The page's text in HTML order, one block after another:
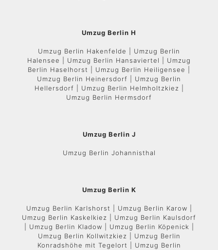
Umzug Berlin H
Umzug Berlin Hakenfelde | Umzug Berlin
Halensee | Umzug Berlin Hansaviertel | Umzug
Berlin Haselhorst | Umzug Berlin Heiligensee |
Umzug Berlin Heinersdorf | Umzug Berlin
Hellersdorf | Umzug Berlin Helmholtzkiez |
Umzug Berlin Hermsdorf
Umzug Berlin J
Umzug Berlin Johannisthal
Umzug Berlin K
Umzug Berlin Karlshorst | Umzug Berlin Karow |
Umzug Berlin Kaskelkiez | Umzug Berlin Kaulsdorf
| Umzug Berlin Kladow | Umzug Berlin Köpenick |
Umzug Berlin Kollwitzkiez | Umzug Berlin
Konradshöhe mit Tegelort | Umzug Berlin